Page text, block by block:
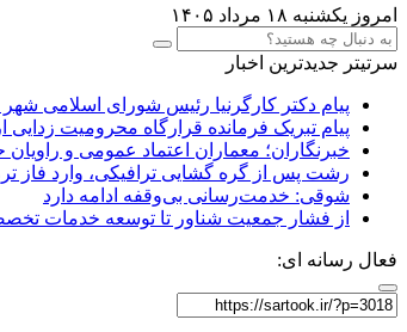
امروز یکشنبه ۱۸ مرداد ۱۴۰۵
سرتیتر جدیدترین اخبار
پیام دکتر کارگرنیا رئیس شورای اسلامی
پیام تبریک فرمانده قرارگاه محرومیت‌
خبرنگاران؛ معماران اعتماد عمومی و
رشت پس از گره گشایی ترافیکی، وارد فاز
شوقی: خدمت‌رسانی بی‌وقفه ادامه دارد
از فشار جمعیت شناور تا توسعه خدمات
فعال رسانه ای: